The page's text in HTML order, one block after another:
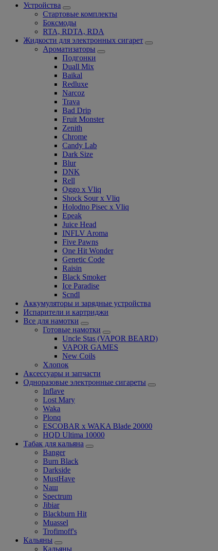
Устройства
Стартовые комплекты
Боксмоды
RTA, RDTA, RDA
Жидкости для электронных сигарет
Ароматизаторы
Подгонки
Duall Mix
Baikal
Redluxe
Narcoz
Trava
Bad Drip
Fruit Monster
Zenith
Chrome
Candy Lab
Dark Size
Blur
DNK
Rell
Oggo x Vliq
Shock Sour x Vliq
Holodno Pisec x Vliq
Epeak
Juice Head
INFLV Aroma
Five Pawns
One Hit Wonder
Genetic Code
Raisin
Black Smoker
Ice Paradise
Scndl
Аккумуляторы и зарядные устройства
Испарители и картриджи
Все для намотки
Готовые намотки
Uncle Stas (VAPOR BEARD)
VAPOR GAMES
New Coils
Хлопок
Аксессуары и запчасти
Одноразовые электронные сигареты
Inflave
Lost Mary
Waka
Plonq
ESCOBAR x WAKA Blade 20000
HQD Ultima 10000
Табак для кальяна
Banger
Burn Black
Darkside
MustHave
Nаш
Spectrum
Jibiar
Blackburn Hit
Muassel
Trofimoff's
Кальяны
Кальяны